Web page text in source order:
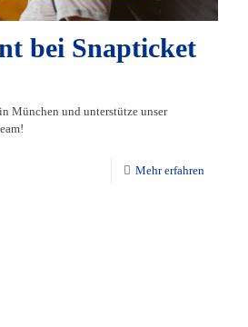
bei Snapticket
München und unterstütze unser
Mehr erfahren